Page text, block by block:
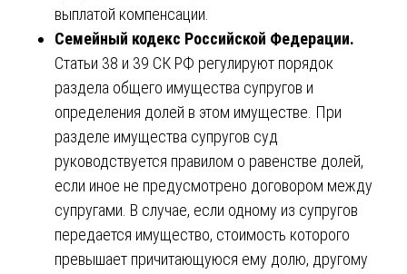
выплатой компенсации.
Семейный кодекс Российской Федерации.
Статьи 38 и 39 СК РФ регулируют порядок
раздела общего имущества супругов и
определения долей в этом имуществе. При
разделе имущества супругов суд
руководствуется правилом о равенстве долей,
если иное не предусмотрено договором между
супругами. В случае, если одному из супругов
передается имущество, стоимость которого
превышает причитающуюся ему долю, другому